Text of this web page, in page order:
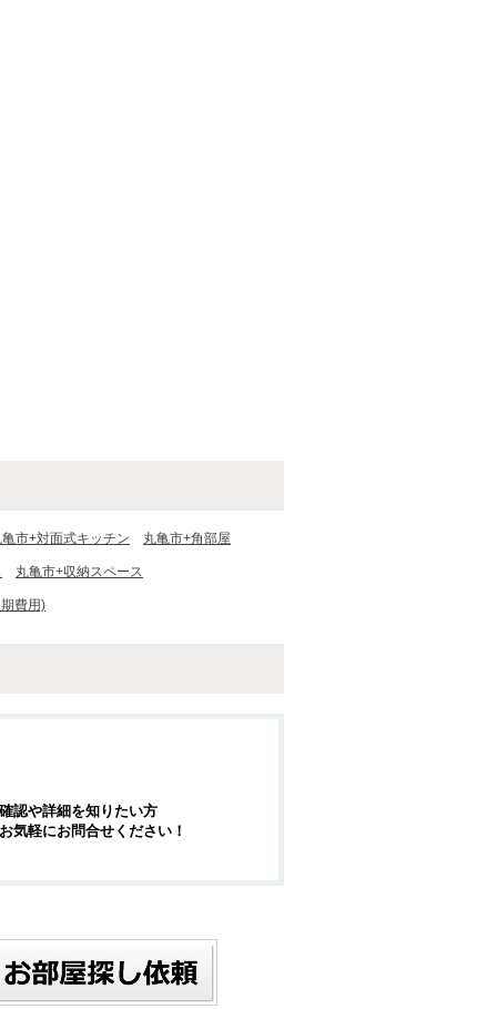
市+対面式キッチン 丸亀市+角部屋
丸亀市+収納スペース
費用)
認や詳細を知りたい方
気軽にお問合せください！